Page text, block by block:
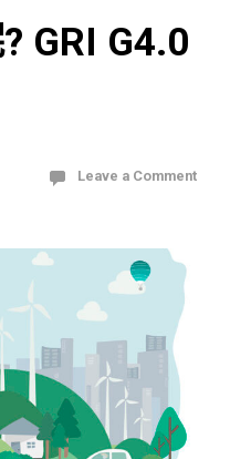
GRI G4.0
Leave a Comment